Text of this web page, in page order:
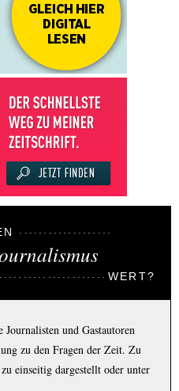
WERT?
Journalisten und Gastautoren
zu den Fragen der Zeit. Zu
einseitig dargestellt oder unter